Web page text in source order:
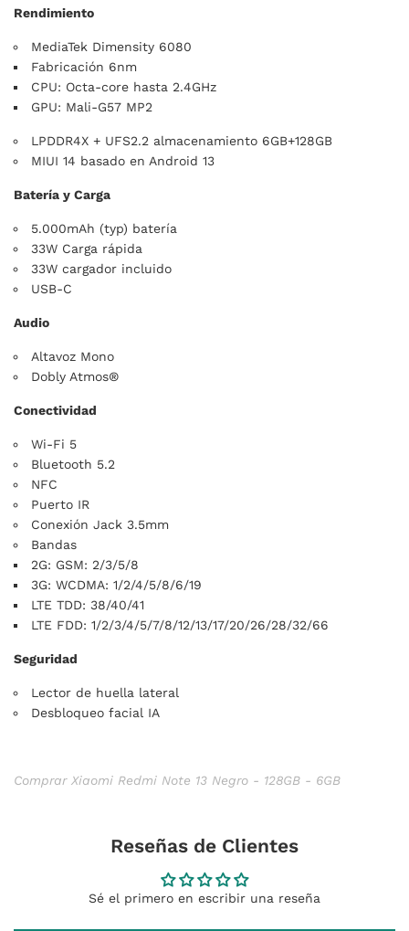
Rendimiento
MediaTek Dimensity 6080
Fabricación 6nm
CPU: Octa-core hasta 2.4GHz
GPU: Mali-G57 MP2
LPDDR4X + UFS2.2 almacenamiento 6GB+128GB
MIUI 14 basado en Android 13
Batería y Carga
5.000mAh (typ) batería
33W Carga rápida
33W cargador incluido
USB-C
Audio
Altavoz Mono
Dobly Atmos®
Conectividad
Wi-Fi 5
Bluetooth 5.2
NFC
Puerto IR
Conexión Jack 3.5mm
Bandas
2G: GSM: 2/3/5/8
3G: WCDMA: 1/2/4/5/8/6/19
LTE TDD: 38/40/41
LTE FDD: 1/2/3/4/5/7/8/12/13/17/20/26/28/32/66
Seguridad
Lector de huella lateral
Desbloqueo facial IA
Comprar Xiaomi Redmi Note 13 Negro - 128GB - 6GB
Reseñas de Clientes
Sé el primero en escribir una reseña